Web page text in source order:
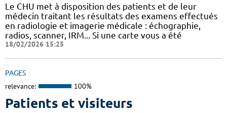
Le CHU met à disposition des patients et de leur
médecin traitant les résultats des examens effectués
en radiologie et imagerie médicale : échographie,
radios, scanner, IRM... Si une carte vous a été
18/02/2026 15:25
PAGES
relevance: 100%
Patients et visiteurs